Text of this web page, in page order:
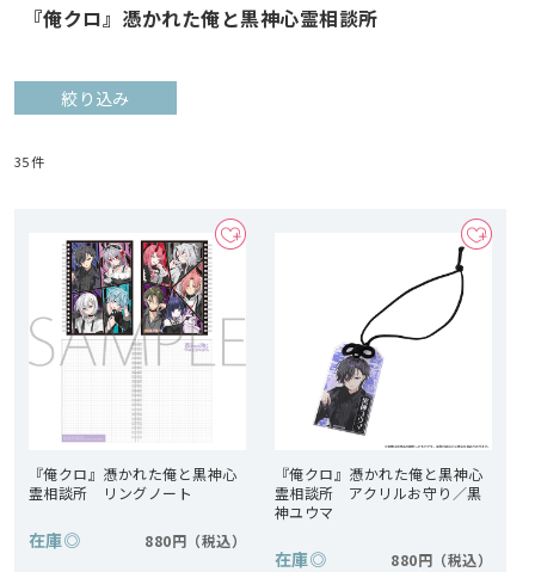
『俺クロ』憑かれた俺と黒神心霊相談所
絞り込み
35件
『俺クロ』憑かれた俺と黒神心
霊相談所 リングノート
在庫◎ 880円
『俺クロ』憑かれた俺と黒神心
霊相談所 アクリルお守り／黒
神ユウマ
在庫◎ 880円